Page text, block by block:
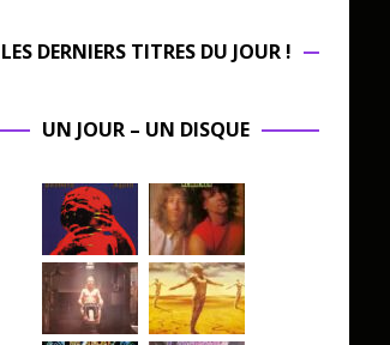
LES DERNIERS TITRES DU JOUR !
UN JOUR – UN DISQUE